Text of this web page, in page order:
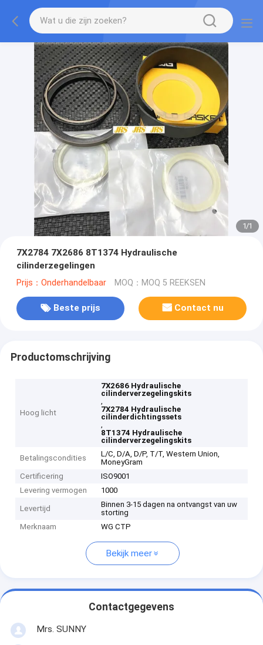
1/1
7X2784 7X2686 8T1374 Hydraulische
cilinderzegelingen
Prijs：Onderhandelbaar MOQ：MOQ 5 REEKSEN
Beste prijs Contact nu
Productomschrijving
Hoog licht
7X2686 Hydraulische
cilinderverzegelingskits
,
7X2784 Hydraulische
cilinderdichtingssets
,
8T1374 Hydraulische
cilinderverzegelingskits
Betalingscondities
L/C, D/A, D/P, T/T, Western Union,
MoneyGram
Certificering
ISO9001
Levering vermogen
1000
Levertijd
Binnen 3-15 dagen na ontvangst van uw
storting
Merknaam
WG CTP
Bekijk meer
Contactgegevens
Mrs. SUNNY